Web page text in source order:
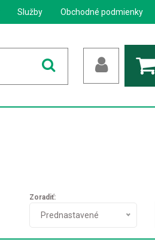
Služby Obchodné podmienky
Zoradiť:
Prednastavené